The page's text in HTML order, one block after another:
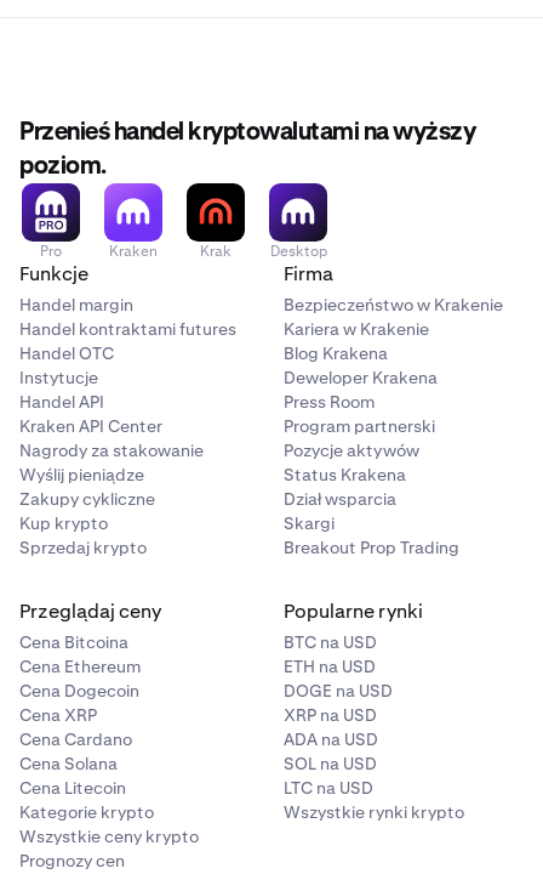
Przenieś handel kryptowalutami na wyższy
poziom.
Pro Kraken Krak Desktop
Funkcje
Handel margin
Handel kontraktami futures
Handel OTC
Instytucje
Handel API
Kraken API Center
Nagrody za stakowanie
Wyślij pieniądze
Zakupy cykliczne
Kup krypto
Sprzedaj krypto
Firma
Bezpieczeństwo w Krakenie
Kariera w Krakenie
Blog Krakena
Deweloper Krakena
Press Room
Program partnerski
Pozycje aktywów
Status Krakena
Dział wsparcia
Skargi
Breakout Prop Trading
Przeglądaj ceny
Cena Bitcoina
Cena Ethereum
Cena Dogecoin
Cena XRP
Cena Cardano
Cena Solana
Cena Litecoin
Kategorie krypto
Wszystkie ceny krypto
Prognozy cen
Popularne rynki
BTC na USD
ETH na USD
DOGE na USD
XRP na USD
ADA na USD
SOL na USD
LTC na USD
Wszystkie rynki krypto